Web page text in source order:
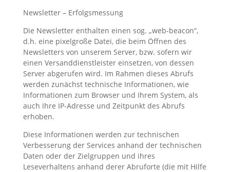
Newsletter – Erfolgsmessung
Die Newsletter enthalten einen sog. „web-beacon“,
d.h. eine pixelgroße Datei, die beim Öffnen des
Newsletters von unserem Server, bzw. sofern wir
einen Versanddienstleister einsetzen, von dessen
Server abgerufen wird. Im Rahmen dieses Abrufs
werden zunächst technische Informationen, wie
Informationen zum Browser und Ihrem System, als
auch Ihre IP-Adresse und Zeitpunkt des Abrufs
erhoben.
Diese Informationen werden zur technischen
Verbesserung der Services anhand der technischen
Daten oder der Zielgruppen und ihres
Leseverhaltens anhand derer Abruforte (die mit Hilfe